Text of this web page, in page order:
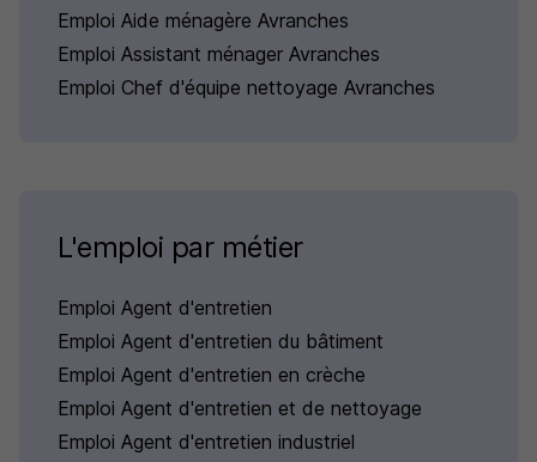
Emploi Aide ménagère Avranches
Emploi Assistant ménager Avranches
Emploi Chef d'équipe nettoyage Avranches
L'emploi par métier
Emploi Agent d'entretien
Emploi Agent d'entretien du bâtiment
Emploi Agent d'entretien en crèche
Emploi Agent d'entretien et de nettoyage
Emploi Agent d'entretien industriel